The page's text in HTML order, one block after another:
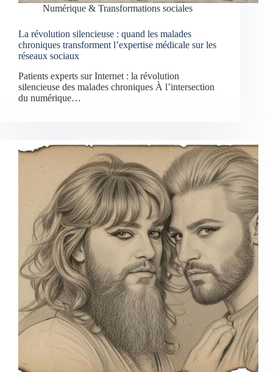
Numérique & Transformations sociales
La révolution silencieuse : quand les malades
chroniques transforment l’expertise médicale sur les
réseaux sociaux
Patients experts sur Internet : la révolution
silencieuse des malades chroniques À l’intersection
du numérique…